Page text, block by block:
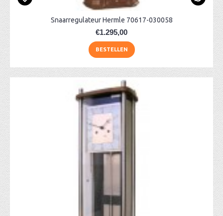
Snaarregulateur Hermle 70617-030058
€1.295,00
BESTELLEN